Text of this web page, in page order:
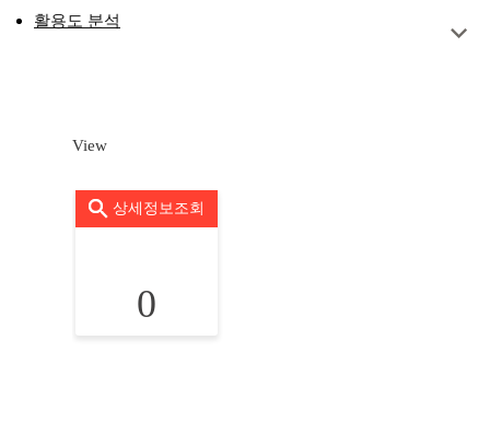
활용도 분석
View
상세정보조회
0